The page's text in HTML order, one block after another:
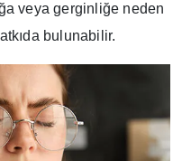
veya gerginliğe neden
bulunabilir.